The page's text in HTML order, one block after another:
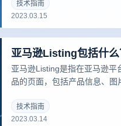
一，并且越来越多的人开始使
技术指南
2023.03.15
亚马逊Listing包括什么
亚马逊Listing是指在亚马逊平
品的页面，包括产品信息、图
可以吸引更多的潜在买家，增
录指纹浏览器关于亚马逊
技术指南
2023.03.14